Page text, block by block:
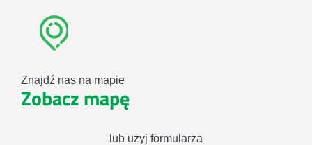
Znajdź nas na mapie
Zobacz mapę
lub użyj formularza